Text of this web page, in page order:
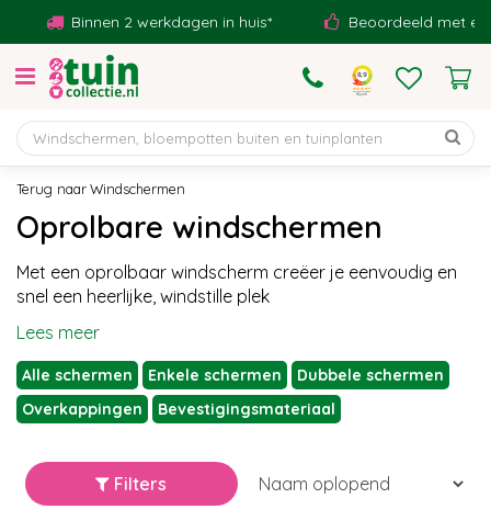
Windschermen
Binnen 2 werkdagen in huis* Beoordeeld met een 9,1!
Oprolbare windschermen
Met een oprolbaar windscherm creëer je eenvoudig en
snel een heerlijke, windstille plek
Lees meer
Alle schermen Enkele schermen
Dubbele schermen
Overkappingen
Bevestigingsmateriaal
Filters